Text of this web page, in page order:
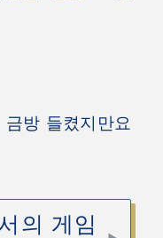
방 들켰지만요
의 게임